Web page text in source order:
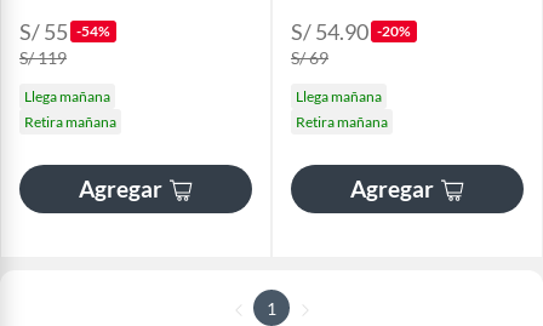
S/ 55 -54%
S/ 119
Llega mañana
Retira mañana
Agregar
S/ 54.90 -20%
S/ 69
Llega mañana
Retira mañana
Agregar
1